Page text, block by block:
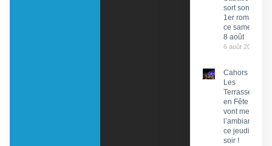
sort son
1er roman
ce samedi
8 août
6 août 2026
Cahors :
Les
Terrasses
en Fête
vont mettre
l’ambiance
ce jeudi
soir !